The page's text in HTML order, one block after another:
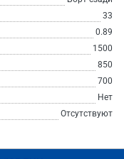
33
0.89
1500
850
700
Нет
Отсутствуют